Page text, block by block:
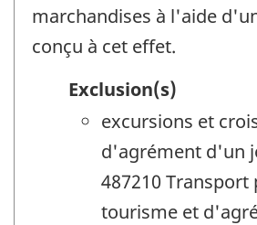
marchandises à l'aide
conçu à cet effet.
Exclusion(s)
excursions et
d'agrément d'un
487210 Transport
tourisme et